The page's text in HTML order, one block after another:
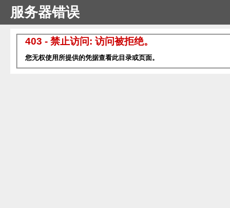
服务器错误
403 - 禁止访问: 访问被拒绝。
您无权使用所提供的凭据查看此目录或页面。